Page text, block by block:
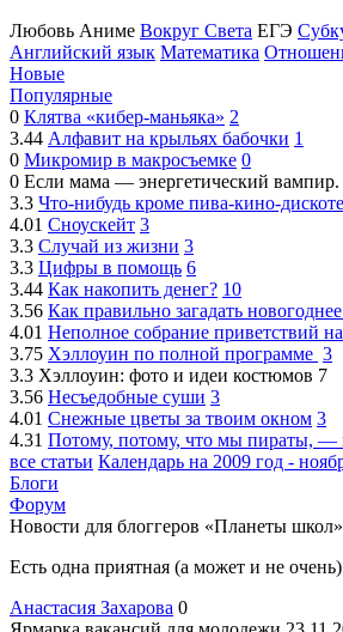
Любовь Аниме Вокруг Света ЕГЭ
Английский язык Математика
Новые
Популярные
0 Клятва «кибер-маньяка» 2
3.44 Алфавит на крыльях бабочки 1
0 Микромир в макросъемке 0
0 Если мама — энергетический вампир.
3.3 Что-нибудь кроме пива-кино-
4.01 Сноускейт 3
3.3 Случай из жизни 3
3.3 Цифры в помощь 6
3.44 Как накопить денег? 10
3.56 Как правильно загадать
4.01 Неполное собрание приветствий
3.75 Хэллоуин по полной программе 3
3.3 Хэллоуин: фото и идеи костюмов 7
3.56 Несъедобные суши 3
4.01 Снежные цветы за твоим окном 3
4.31 Потому, потому, что мы пираты,
все статьи Календарь на 2009 год -
Блоги
Форум
Новости для блоггеров «Планеты школ»
Есть одна приятная (а может и не очень)
Анастасия Захарова 0